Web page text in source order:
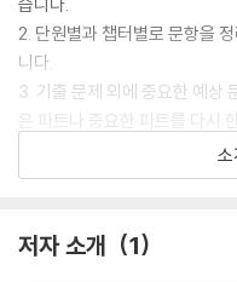
2. 단원별과 챕터별로 문항을
니다.
3. 기출 문제 외에 중요한 예상
은 파트나 중요한 파트를 다시
4. 모든 문제마다 상세한 해설
를 해결할 수 있도록 하였습니
현재 대치동에서 여러 학교의
소
저자 소개 1